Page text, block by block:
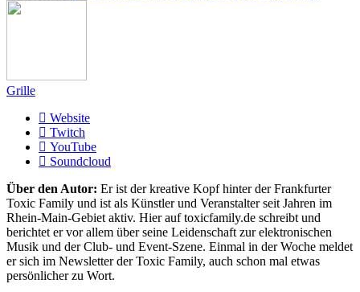
Grille
Website
Twitch
YouTube
Soundcloud
Über den Autor: Er ist der kreative Kopf hinter der Frankfurter
Toxic Family und ist als Künstler und Veranstalter seit Jahren im
Rhein-Main-Gebiet aktiv. Hier auf toxicfamily.de schreibt und
berichtet er vor allem über seine Leidenschaft zur elektronischen
Musik und der Club- und Event-Szene. Einmal in der Woche meldet
er sich im Newsletter der Toxic Family, auch schon mal etwas
persönlicher zu Wort.